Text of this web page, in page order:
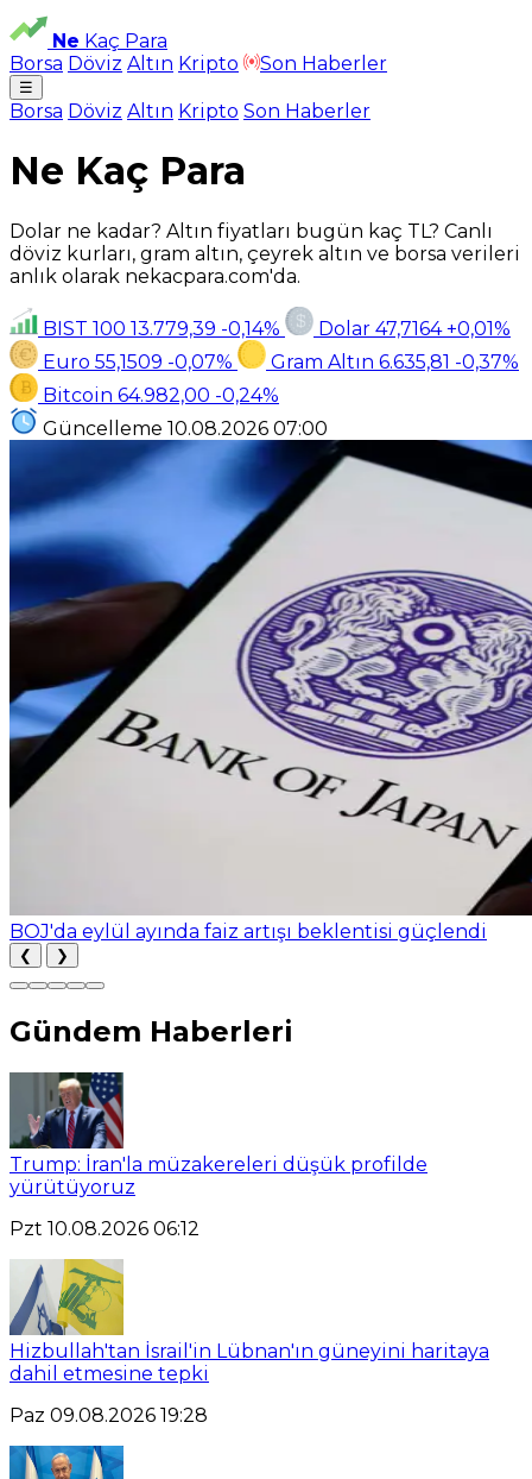
Ne Kaç Para
Borsa Döviz Altın Kripto Son Haberler
☰
Borsa Döviz Altın Kripto Son Haberler
Ne Kaç Para
Dolar ne kadar? Altın fiyatları bugün kaç TL? Canlı
döviz kurları, gram altın, çeyrek altın ve borsa verileri
anlık olarak nekacpara.com'da.
BIST 100 13.779,39 -0,14% Dolar 47,7164 +0,01%
Euro 55,1509 -0,07% Gram Altın 6.635,81 -0,37%
Bitcoin 64.982,00 -0,24%
Güncelleme 10.08.2026 07:00
BOJ'da eylül ayında faiz artışı beklentisi güçlendi
❮ ❯
Gündem Haberleri
Trump: İran'la müzakereleri düşük profilde
yürütüyoruz
Pzt 10.08.2026 06:12
Hizbullah'tan İsrail'in Lübnan'ın güneyini haritaya
dahil etmesine tepki
Paz 09.08.2026 19:28